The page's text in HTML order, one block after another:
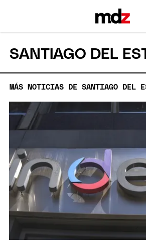
SANTIAGO DEL
MÁS NOTICIAS DE SANTIAGO DEL